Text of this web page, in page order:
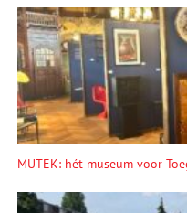
MUTEK: hét museum voor